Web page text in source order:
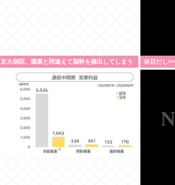
京大病院、腫瘍と間違えて脳幹を摘出してしまう 休日だし